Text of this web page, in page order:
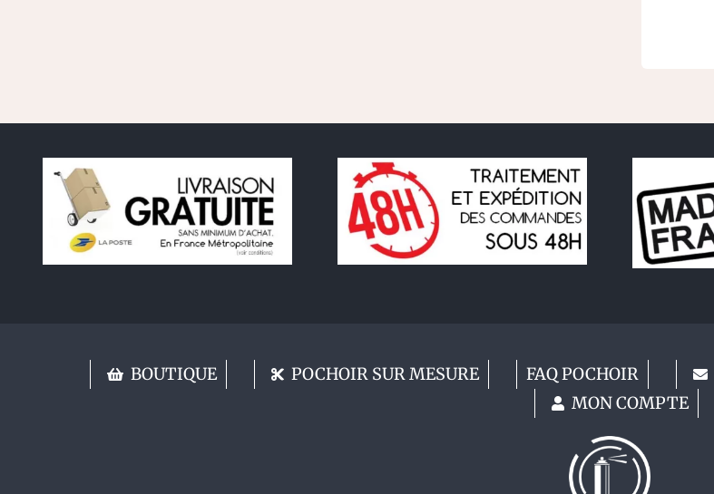
BOUTIQUE POCHOIR SUR MESURE FAQ POCHOIR
MON COMPTE